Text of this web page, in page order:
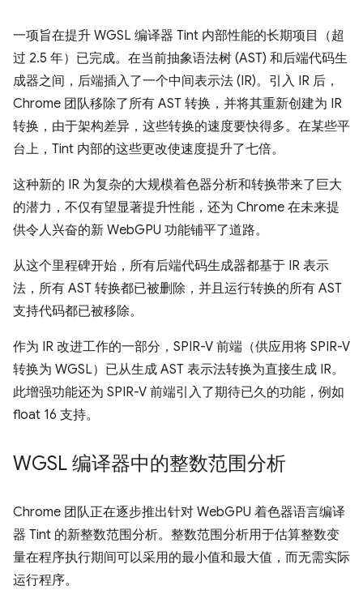
一项旨在提升 WGSL 编译器 Tint 内部性能的长期项目（超
过 2.5 年）已完成。在当前抽象语法树 (AST) 和后端代码生
成器之间，后端插入了一个中间表示法 (IR)。引入 IR 后，
Chrome 团队移除了所有 AST 转换，并将其重新创建为 IR
转换，由于架构差异，这些转换的速度要快得多。在某些平
台上，Tint 内部的这些更改使速度提升了七倍。
这种新的 IR 为复杂的大规模着色器分析和转换带来了巨大
的潜力，不仅有望显著提升性能，还为 Chrome 在未来提
供令人兴奋的新 WebGPU 功能铺平了道路。
从这个里程碑开始，所有后端代码生成器都基于 IR 表示
法，所有 AST 转换都已被删除，并且运行转换的所有 AST
支持代码都已被移除。
作为 IR 改进工作的一部分，SPIR-V 前端（供应用将 SPIR-V
转换为 WGSL）已从生成 AST 表示法转换为直接生成 IR。
此增强功能还为 SPIR-V 前端引入了期待已久的功能，例如
float 16 支持。
WGSL 编译器中的整数范围分析
Chrome 团队正在逐步推出针对 WebGPU 着色器语言编译
器 Tint 的新整数范围分析。整数范围分析用于估算整数变
量在程序执行期间可以采用的最小值和最大值，而无需实际
运行程序。